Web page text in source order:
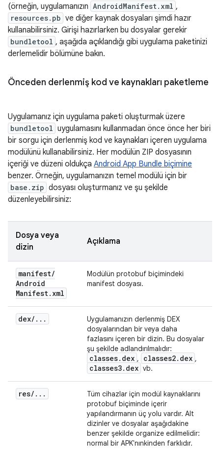
(örneğin, uygulamanızın AndroidManifest.xml ,
resources.pb ve diğer kaynak dosyaları şimdi hazır
kullanabilirsiniz. Girişi hazırlarken bu dosyalar gerekir
bundletool , aşağıda açıklandığı gibi uygulama paketinizi
derlemelidir bölümüne bakın.
Önceden derlenmiş kod ve kaynakları paketleme
Uygulamanız için uygulama paketi oluşturmak üzere
bundletool uygulamasını kullanmadan önce önce her biri
bir sorgu için derlenmiş kod ve kaynakları içeren uygulama
modülünü kullanabilirsiniz. Her modülün ZIP dosyasının
içeriği ve düzeni oldukça Android App Bundle biçimine
benzer. Örneğin, uygulamanızın temel modülü için bir
base.zip dosyası oluşturmanız ve şu şekilde
düzenleyebilirsiniz:
Dosya veya
dizin
Açıklama
manifest/
Android
Manifest. xml
Modülün protobuf biçimindeki
manifest dosyası.
dex/ . . .
Uygulamanızın derlenmiş DEX
dosyalarından bir veya daha
fazlasını içeren bir dizin. Bu dosyalar
şu şekilde adlandırılmalıdır:
classes. dex , classes2. dex ,
classes3. dex vb.
res/ . . .
Tüm cihazlar için modül kaynaklarını
protobuf biçiminde içerir
yapılandırmanın üç yolu vardır. Alt
dizinler ve dosyalar aşağıdakine
benzer şekilde organize edilmelidir:
normal bir APK'nınkinden farklıdır.